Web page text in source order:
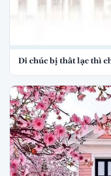
Di chúc bị thất lạc thì